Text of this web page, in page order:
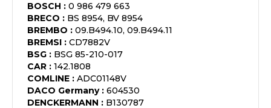
BOSCH : 0 986 479 663
BRECO : BS 8954, BV 8954
BREMBO : 09.B494.10, 09.B494.11
BREMSI : CD7882V
BSG : BSG 85-210-017
CAR : 142.1808
COMLINE : ADC01148V
DACO Germany: 604530
DENCKERMANN : B130787